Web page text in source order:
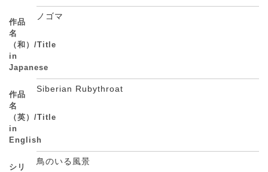
作品
名
（和）/Title
in
Japanese
ノゴマ
作品
名
（英）/Title
in
English
Siberian Rubythroat
シリ
鳥のいる風景